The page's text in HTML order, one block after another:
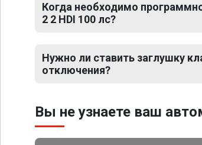
Когда необходимо
2 2 HDI 100 лс?
Нужно ли ставить заглушку
отключения?
Вы не узнаете ваш